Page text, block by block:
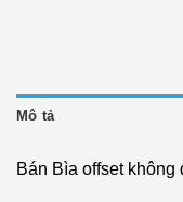
Mô tả
Bán Bìa offset không